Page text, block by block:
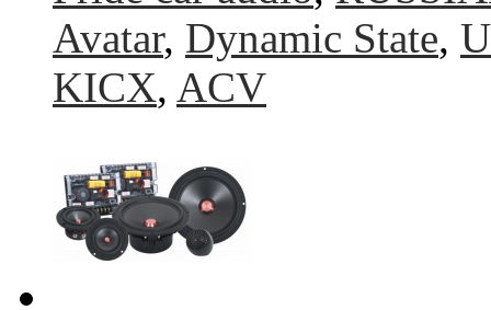
Avatar, Dynamic State,
KICX, ACV